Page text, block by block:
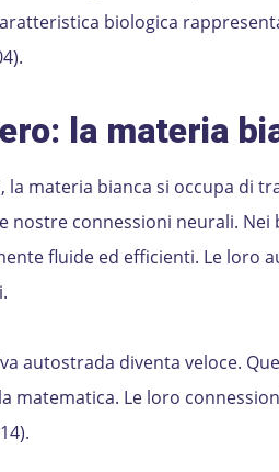
biologica
la materia
la materia bianca si occupa di
nostre connessioni neurali.
fluide ed efficienti. Le loro
autostrada diventa veloce.
matematica. Le loro